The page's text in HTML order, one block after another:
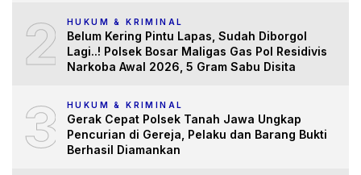
2 HUKUM & KRIMINAL
Belum Kering Pintu Lapas, Sudah Diborgol
Lagi..! Polsek Bosar Maligas Gas Pol Residivis
Narkoba Awal 2026, 5 Gram Sabu Disita
3 HUKUM & KRIMINAL
Gerak Cepat Polsek Tanah Jawa Ungkap
Pencurian di Gereja, Pelaku dan Barang Bukti
Berhasil Diamankan